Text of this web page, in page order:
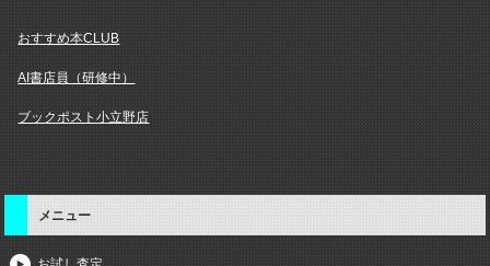
おすすめ本CLUB
AI書店員（研修中）
ブックポスト小立野店
メニュー